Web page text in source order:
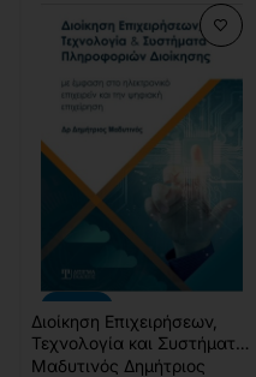
Διοίκηση Επιχειρήσεων,
Τεχνολογία και Συστήματα
Πληροφοριών Διοίκησης
Μαδυτινός Δημήτριος